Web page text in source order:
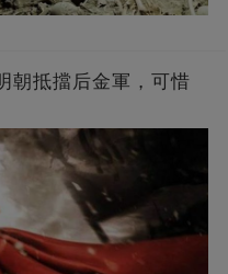
朝抵擋后金軍，可惜